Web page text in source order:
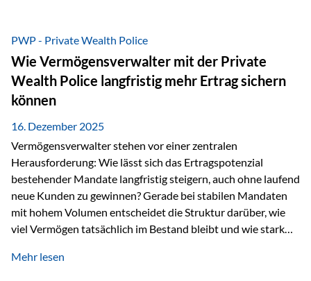
verschneiter Landschaft, bei feinem Essen, guter Musik und
einer entspannten…
PWP - Private Wealth Police
Wie Vermögensverwalter mit der Private
Wealth Police langfristig mehr Ertrag sichern
können
16. Dezember 2025
Vermögensverwalter stehen vor einer zentralen
Herausforderung: Wie lässt sich das Ertragspotenzial
bestehender Mandate langfristig steigern, auch ohne laufend
neue Kunden zu gewinnen? Gerade bei stabilen Mandaten
mit hohem Volumen entscheidet die Struktur darüber, wie
viel Vermögen tatsächlich im Bestand bleibt und wie stark
Beispiel verdeutlicht diese Wirkung besonders deutlich.
Mehr lesen